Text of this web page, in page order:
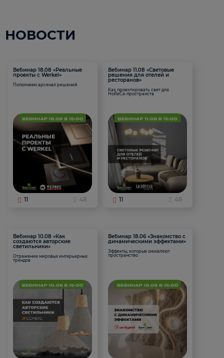
НОВОСТИ
Вебинар 18.08 «Реальные
проекты с Werkel»
Пополняем арсенал решений
11 48
Вебинар 11.08 «Световые
решения для отелей и
ресторанов»
Как проектировать свет для
HoReCa-пространств
11 46
Вебинар 10.08 «Как
создаются авторские
светильники»
Отражение мировых интерьерных
трендов
Вебинар 18.06 «Знакомство с
динамическими эффектами»
Эффекты, которые оживляют
пространство